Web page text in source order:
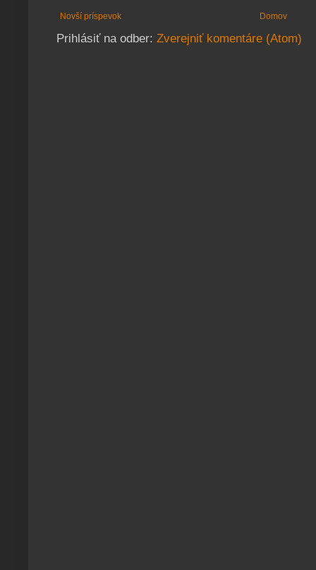
Novší príspevok Domov
Prihlásiť na odber: Zverejniť komentáre (Atom)